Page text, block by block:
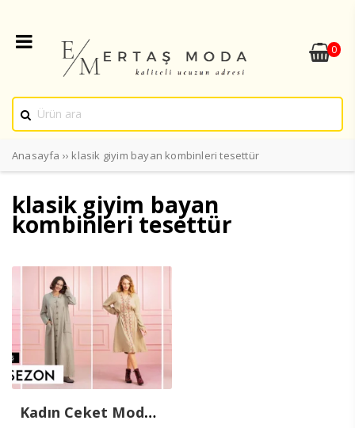
0
Anasayfa ›› klasik giyim bayan kombinleri tesettür
klasik giyim bayan
kombinleri tesettür
Kadın Ceket Modelleri